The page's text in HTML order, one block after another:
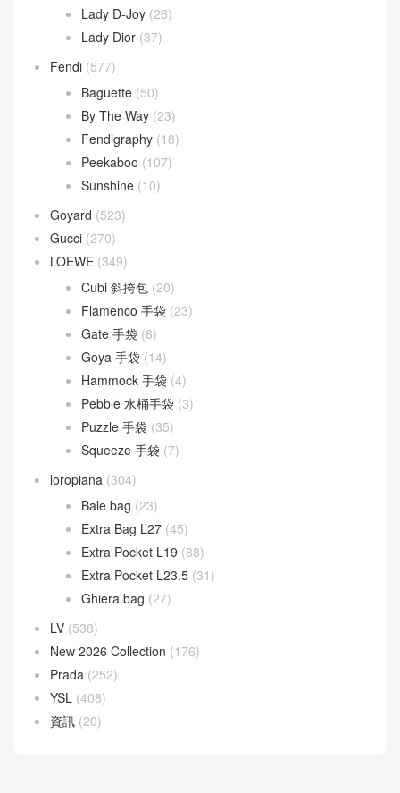
Lady D-Joy (26)
Lady Dior (37)
Fendi (577)
Baguette (50)
By The Way (23)
Fendigraphy (18)
Peekaboo (107)
Sunshine (10)
Goyard (523)
Gucci (270)
LOEWE (349)
Cubi 斜挎包 (20)
Flamenco 手袋 (23)
Gate 手袋 (8)
Goya 手袋 (14)
Hammock 手袋 (4)
Pebble 水桶手袋 (3)
Puzzle 手袋 (35)
Squeeze 手袋 (7)
loropiana (304)
Bale bag (23)
Extra Bag L27 (45)
Extra Pocket L19 (88)
Extra Pocket L23.5 (31)
Ghiera bag (27)
LV (538)
New 2026 Collection (176)
Prada (252)
YSL (408)
資訊 (20)